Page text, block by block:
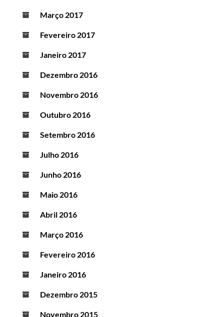
Março 2017
Fevereiro 2017
Janeiro 2017
Dezembro 2016
Novembro 2016
Outubro 2016
Setembro 2016
Julho 2016
Junho 2016
Maio 2016
Abril 2016
Março 2016
Fevereiro 2016
Janeiro 2016
Dezembro 2015
Novembro 2015